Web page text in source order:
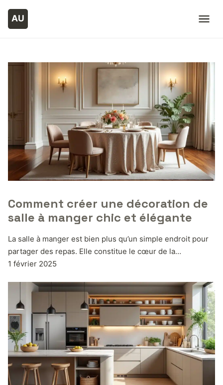
Comment créer une décoration de
salle à manger chic et élégante
La salle à manger est bien plus qu’un simple endroit pour
partager des repas. Elle constitue le cœur de la…
1 février 2025